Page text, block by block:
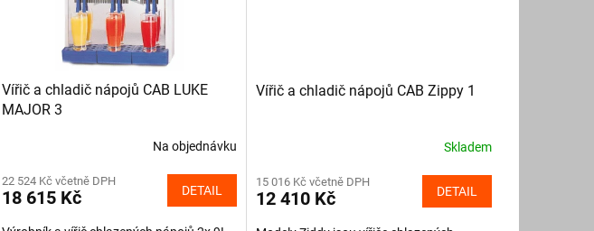
Vířič a chladič nápojů CAB LUKE
MAJOR 3
Na objednávku
22 524 Kč včetně DPH
18 615 Kč DETAIL
Vířič a chladič nápojů CAB Zippy 1
Skladem
15 016 Kč včetně DPH
12 410 Kč DETAIL